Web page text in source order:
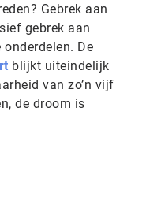
Gebrek aan
gebrek aan
De
blijkt uiteindelijk
van zo’n vijf
de droom is